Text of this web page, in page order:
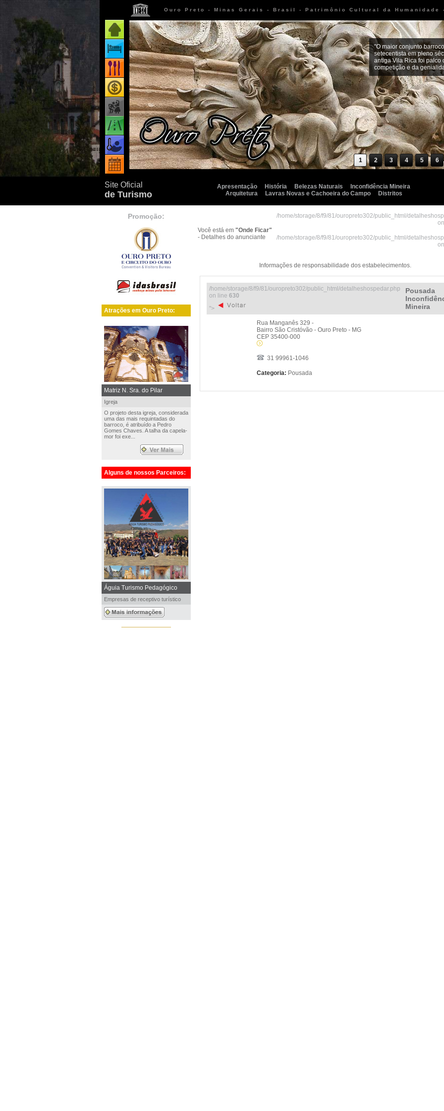
Ouro Preto - Minas Gerais - Brasil - Patrimônio Cultural da Humanidade
Página inicial
Onde ficar
Onde comer
Onde comprar
Como chegar
Quando ir
Eventos
"O maior conjunto
setecentista em pleno
antiga Vila Rica foi palco
competição e da
1 2 3 4 5 6
Site Oficial
de Turismo
Apresentação História Belezas Naturais
Inconfidência Mineira
Arquitetura
Lavras Novas e Cachoeira do Campo Distritos
Promoção:
Atrações em Ouro Preto:
Matriz N. Sra. do Pilar
Igreja
O projeto desta igreja, considerada
uma das mais requintadas do
barroco, é atribuído a Pedro
Gomes Chaves. A talha da capela-
mor foi exe...
Alguns de nossos Parceiros:
Águia Turismo Pedagógico
Empresas de receptivo turístico
Você está em "Onde Ficar"
- Detalhes do anunciante
/home/storage/8/f9/81/ouropreto302/public_html/
/home/storage/8/f9/81/ouropreto302/public_html/
Informações de responsabilidade dos estabelecimentos.
/home/storage/8/f9/81/ouropreto302/public_html/detalheshospedar.php
on line 630
">
Pousada
Mineira
Rua Manganês 329 -
Bairro São Cristóvão - Ouro Preto - MG
CEP 35400-000
31 99961-1046
Categoria: Pousada